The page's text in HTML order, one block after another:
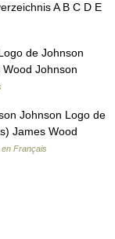
A B C D E
de Johnson
Johnson
Johnson Logo de
James Wood
en Français